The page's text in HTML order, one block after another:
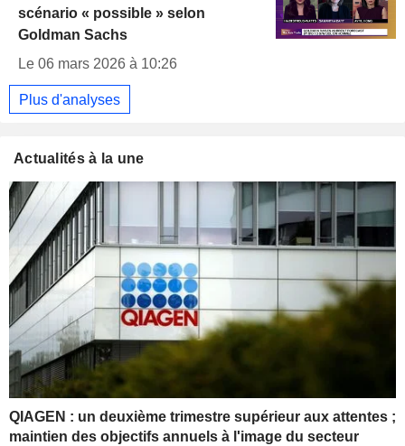
scénario « possible » selon
Goldman Sachs
Le 06 mars 2026 à 10:26
Plus d'analyses
Actualités à la une
QIAGEN : un deuxième trimestre supérieur aux attentes ;
maintien des objectifs annuels à l'image du secteur